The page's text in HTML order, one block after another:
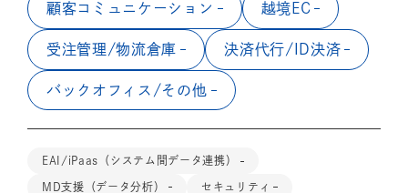
顧客コミュニケーション 越境EC
受注管理/物流倉庫 決済代行/ID決済
バックオフィス/その他
EAI/iPaas（システム間データ連携）
MD支援（データ分析） セキュリティ